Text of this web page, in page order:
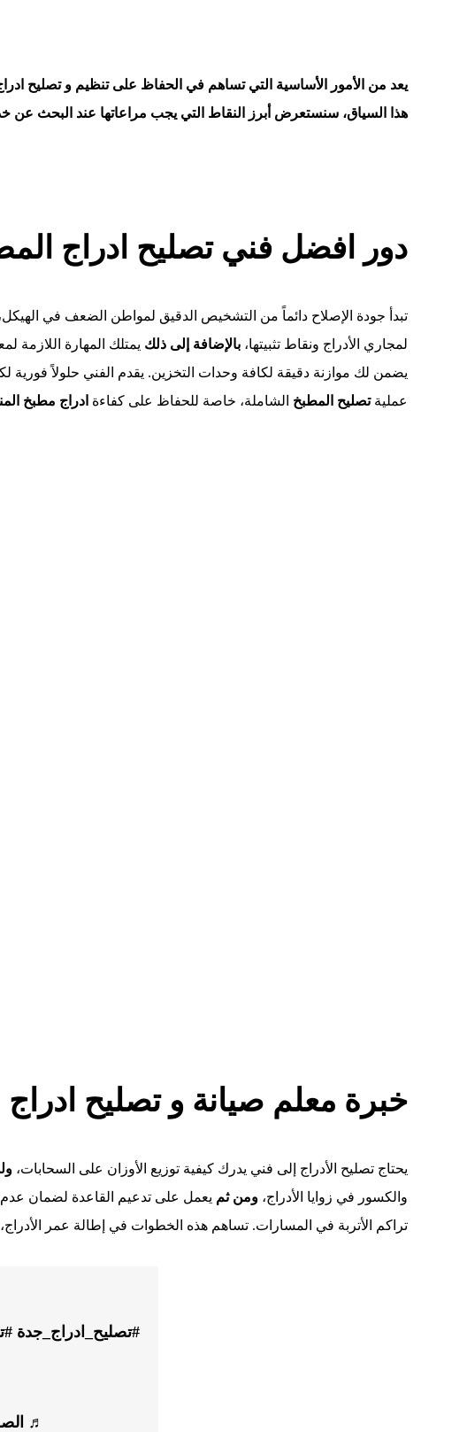
يعد من الأمور الأساسية التي تساهم في الحفاظ على تنظيم و تصليح
هذا السياق، سنستعرض أبرز النقاط التي يجب مراعاتها عند البحث عن
دور افضل فني تصليح ادراج
تبدأ جودة الإصلاح دائماً من التشخيص الدقيق لمواطن الضعف في
لمجاري الأدراج ونقاط تثبيتها،بالإضافة إلى ذلك يمتلك المهارة اللازمة
يضمن لك موازنة دقيقة لكافة وحدات التخزين. يقدم الفني حلولاً فورية
عمليةتصليح المطبخ الشاملة، خاصة للحفاظ على كفاءة ادراج مطبخ
خبرة معلم صيانة وتصليح
يحتاج تصليح الأدراج إلى فني يدرك كيفية توزيع الأوزان على السحابات،
والكسور في زوايا الأدراج،ومن ثم يعمل على تدعيم القاعدة لضمان عدم
تراكم الأتربة في المسارات. تساهم هذه الخطوات في إطالة عمر
#تصليح_ادراج_جدة
♬